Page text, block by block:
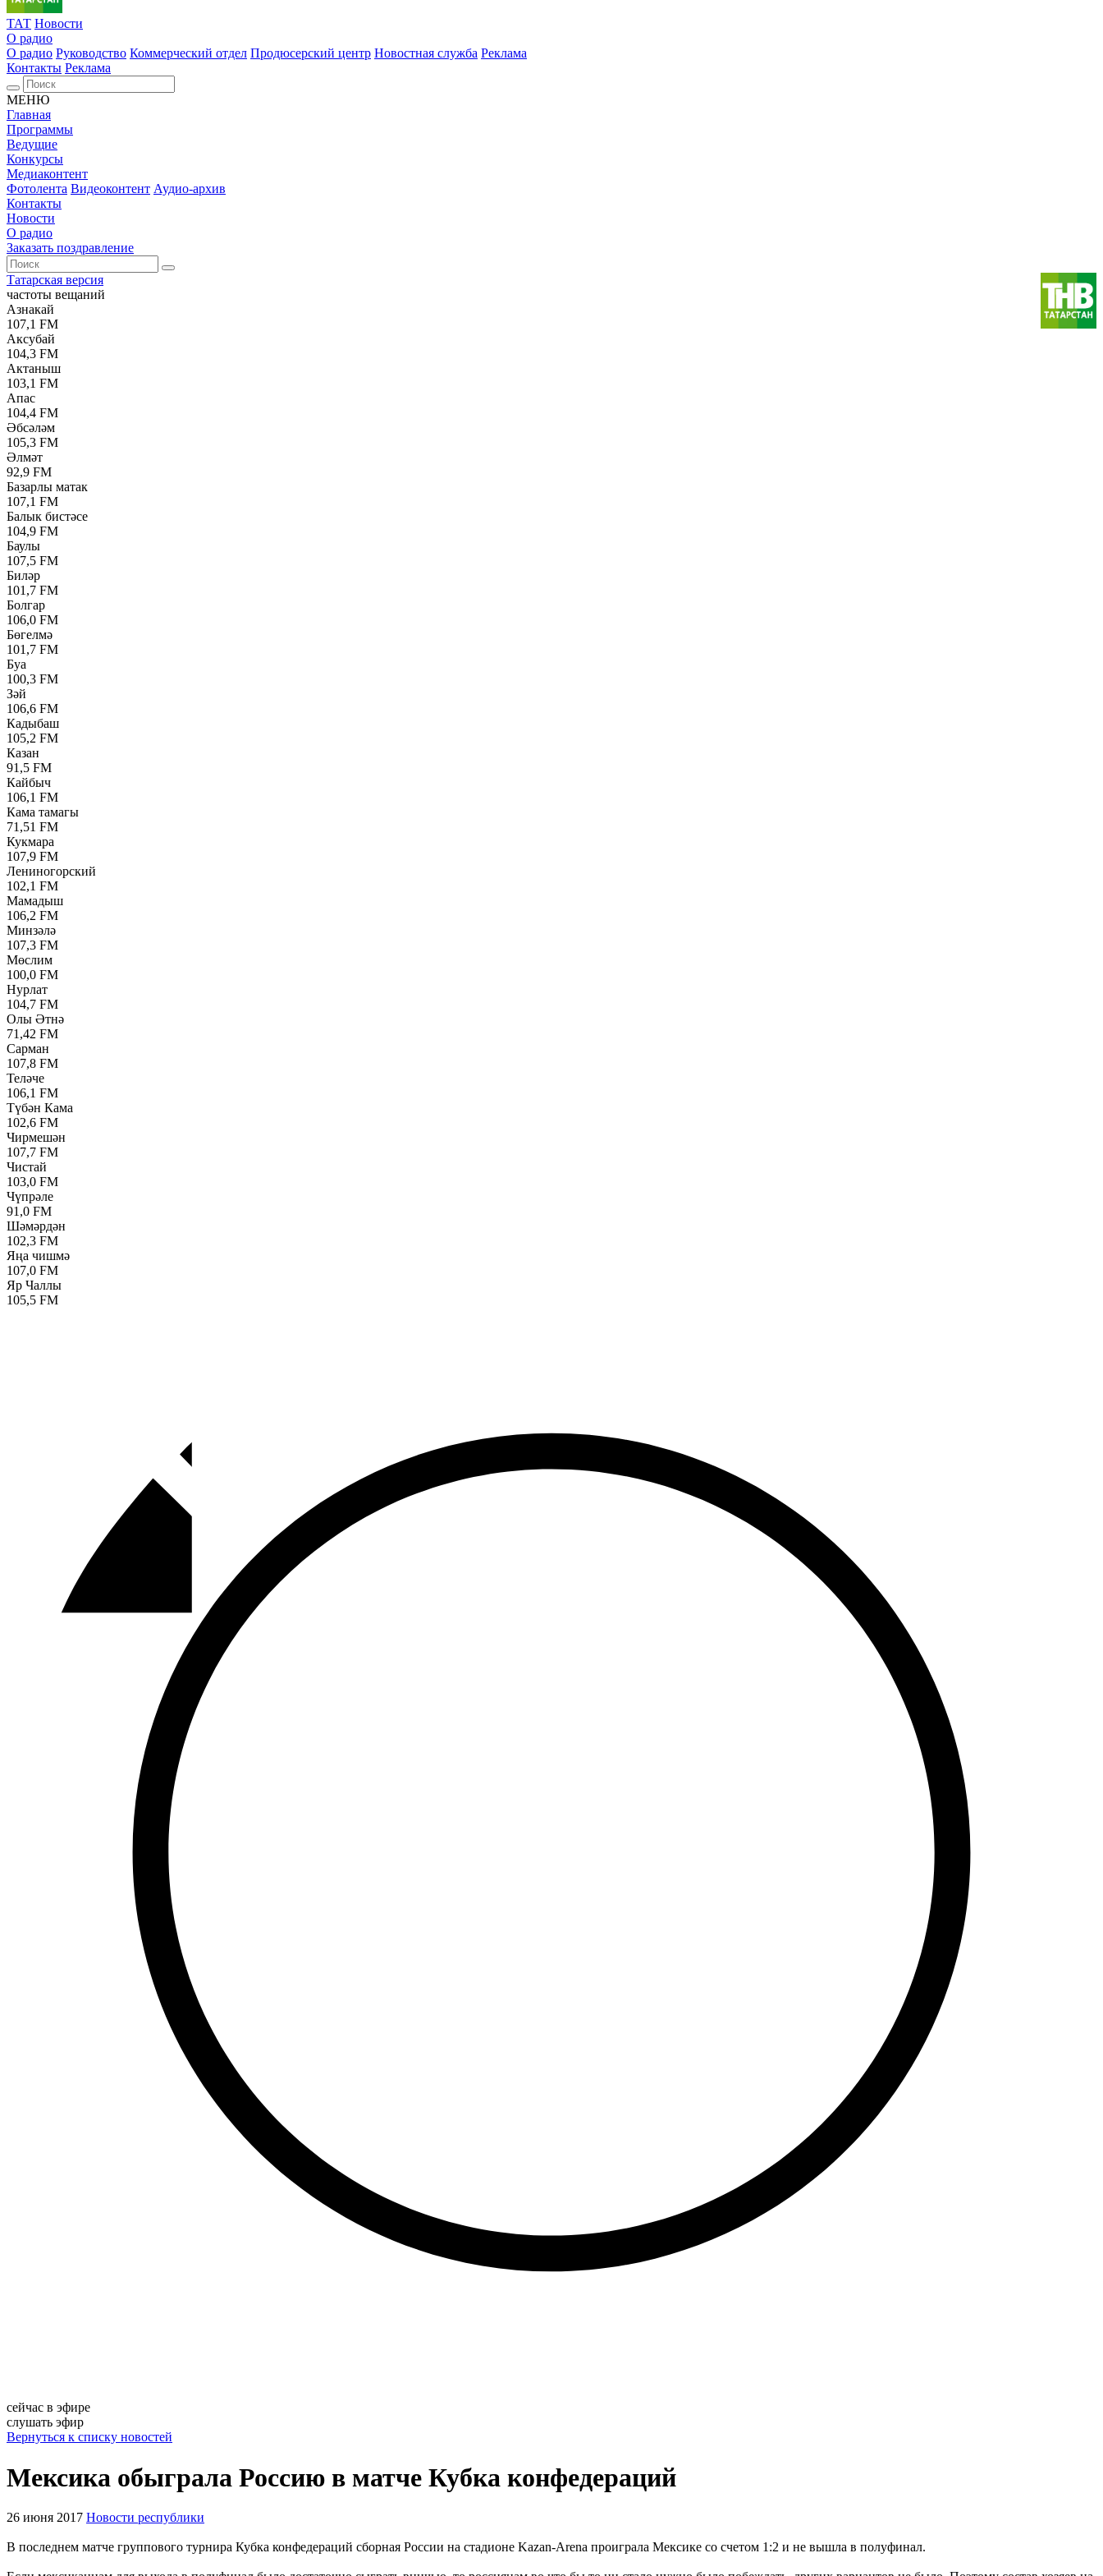
ТАТ Новости
О радио
О радио Руководство Коммерческий отдел Продюсерский центр Новостная служба Реклама
Контакты Реклама
МЕНЮ
Главная
Программы
Ведущие
Конкурсы
Медиаконтент
Фотолента Видеоконтент Аудио-архив
Контакты
Новости
О радио
Заказать поздравление
Татарская версия
частоты вещаний
Азнакай
107,1 FM
Аксубай
104,3 FM
Актаныш
103,1 FM
Апас
104,4 FM
Әбсәләм
105,3 FM
Әлмәт
92,9 FM
Базарлы матак
107,1 FM
Балык бистәсе
104,9 FM
Баулы
107,5 FM
Биләр
101,7 FM
Болгар
106,0 FM
Бөгелмә
101,7 FM
Буа
100,3 FM
Зәй
106,6 FM
Кадыбаш
105,2 FM
Казан
91,5 FM
Кайбыч
106,1 FM
Кама тамагы
71,51 FM
Кукмара
107,9 FM
Лениногорский
102,1 FM
Мамадыш
106,2 FM
Минзәлә
107,3 FM
Мөслим
100,0 FM
Нурлат
104,7 FM
Олы Әтнә
71,42 FM
Сарман
107,8 FM
Теләче
106,1 FM
Түбән Кама
102,6 FM
Чирмешән
107,7 FM
Чистай
103,0 FM
Чүпрәле
91,0 FM
Шәмәрдән
102,3 FM
Яңа чишмә
107,0 FM
Яр Чаллы
105,5 FM
сейчас в эфире
слушать эфир
Вернуться к списку новостей
Мексика обыграла Россию в матче Кубка конфедераций
26 июня 2017 Новости республики
В последнем матче группового турнира Кубка конфедераций сборная России на стадионе Kazan-Arena проиграла Мексике со счетом 1:2 и не вышла в полуфинал.